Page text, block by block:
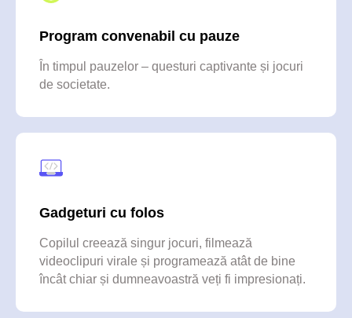
Program convenabil cu pauze
În timpul pauzelor – questuri captivante și jocuri
de societate.
Gadgeturi cu folos
Copilul creează singur jocuri, filmează
videoclipuri virale și programează atât de bine
încât chiar și dumneavoastră veți fi impresionați.
Ce cred copiii despre
tabără?
|